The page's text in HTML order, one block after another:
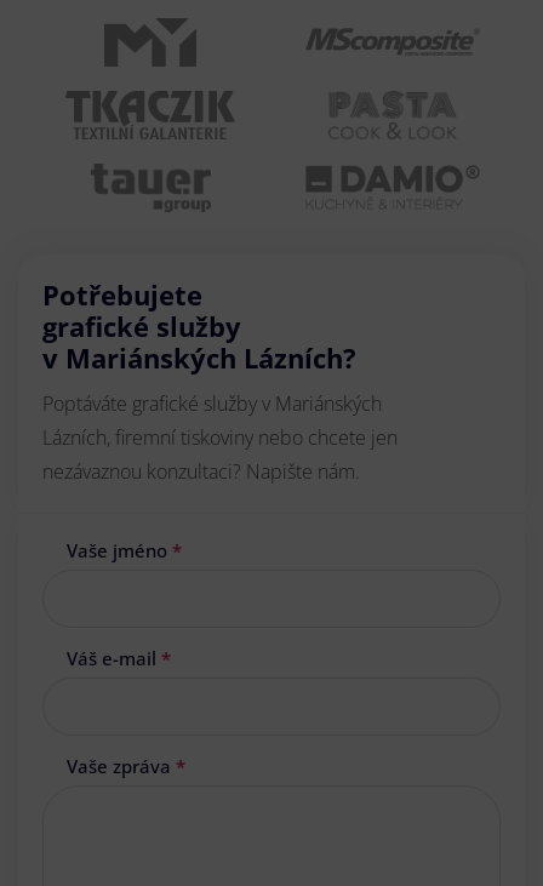
Potřebujete
grafické služby
v Mariánských Lázních?
Poptáváte grafické služby v Mariánských
Lázních, firemní tiskoviny nebo chcete jen
nezávaznou konzultaci? Napište nám.
Vaše jméno *
Váš e-mail *
Vaše zpráva *